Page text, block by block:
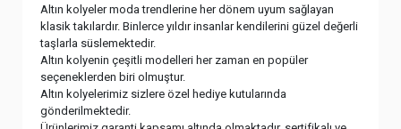
Altın kolyeler moda trendlerine her dönem uyum sağlayan
klasik takılardır. Binlerce yıldır insanlar kendilerini güzel değerli
taşlarla süslemektedir.
Altın kolyenin çeşitli modelleri her zaman en popüler
seçeneklerden biri olmuştur.
Altın kolyelerimiz sizlere özel hediye kutularında
gönderilmektedir.